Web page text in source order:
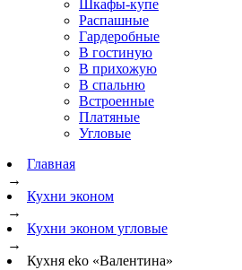
Шкафы-купе
Распашные
Гардеробные
В гостиную
В прихожую
В спальню
Встроенные
Платяные
Угловые
Главная
→
Кухни эконом
→
Кухни эконом угловые
→
Кухня eko «Валентина»